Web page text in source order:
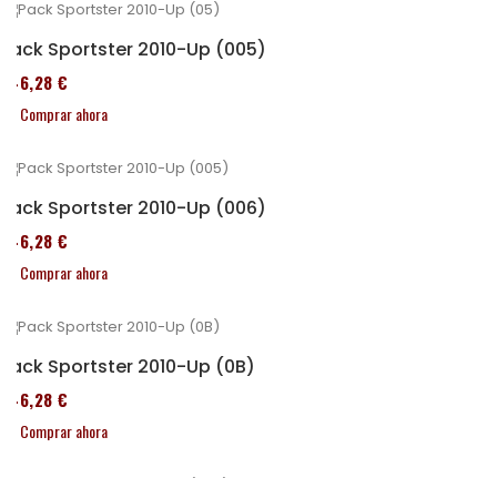
Pack Sportster 2010-Up (005)
246,28 €
Comprar ahora
Pack Sportster 2010-Up (006)
246,28 €
Comprar ahora
Pack Sportster 2010-Up (0B)
246,28 €
Comprar ahora